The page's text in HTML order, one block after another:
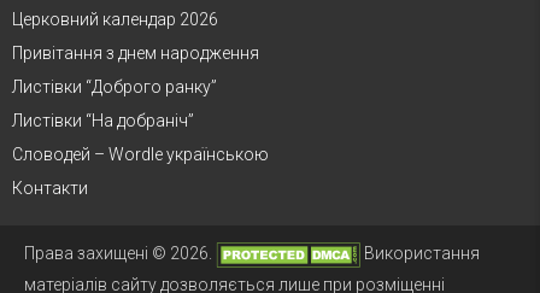
Церковний календар 2026
Привітання з днем народження
Листівки “Доброго ранку”
Листівки “На добраніч”
Словодей – Wordle українською
Контакти
Права захищені © 2026.
Використання
матеріалів сайту дозволяється лише при розміщенні